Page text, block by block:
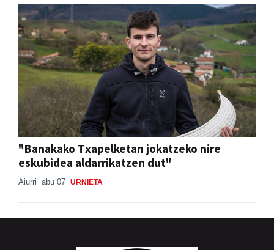
"Banakako Txapelketan jokatzeko nire
eskubidea aldarrikatzen dut"
Aiurri abu 07 URNIETA